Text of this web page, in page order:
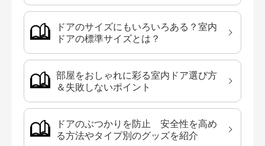
ドアのサイズにもいろいろある？室内
ドアの標準サイズとは？
部屋をおしゃれに彩る室内ドア選び方
＆失敗しないポイント
ドアのぶつかりを防止 安全性を高め
る方法やタイプ別のグッズを紹介